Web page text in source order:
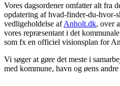
Vores dagsordener omfatter alt fra
opdatering af hvad-finder-du-hvor-
vedligeholdelse afAnholt.dk, over
vores repræsentant i det
som fx en officiel visionsplan for
Vi søger at gøre det meste i
med kommune, havn og øens